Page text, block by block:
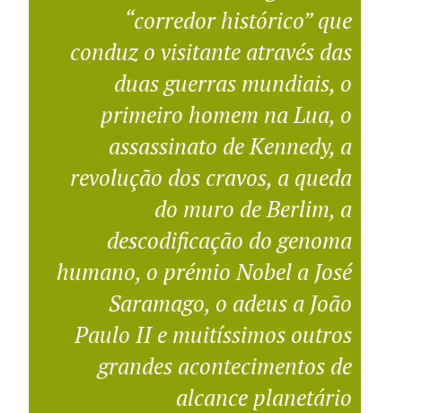
“corredor histórico” que
conduz o visitante através das
duas guerras mundiais, o
primeiro homem na Lua, o
assassinato de Kennedy, a
revolução dos cravos, a queda
do muro de Berlim, a
descodificação do genoma
humano, o prémio Nobel a José
Saramago, o adeus a João
Paulo II e muitíssimos outros
grandes acontecimentos de
alcance planetário